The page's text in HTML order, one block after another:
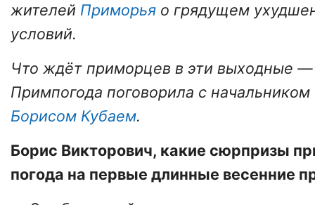
жителей Приморья о грядущем
условий.
Что ждёт приморцев в эти выходные —
Примпогода поговорила с
Борисом Кубаем.
Борис Викторович, какие сюрпризы
погода на первые длинные весенние